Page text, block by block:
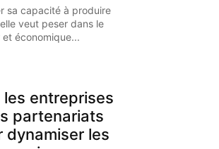
sa capacité à produire
veut peser dans le
économique...
les entreprises
partenariats
dynamiser les